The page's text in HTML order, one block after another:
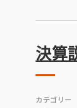
決算
カテゴリー